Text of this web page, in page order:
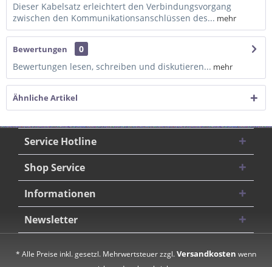
Dieser Kabelsatz erleichtert den Verbindungsvorgang
zwischen den Kommunikationsanschlüssen des... mehr
Bewertungen
0
Bewertungen lesen, schreiben und diskutieren... mehr
Ähnliche Artikel
Service Hotline
Shop Service
Informationen
Newsletter
* Alle Preise inkl. gesetzl. Mehrwertsteuer zzgl.Versandkosten wenn